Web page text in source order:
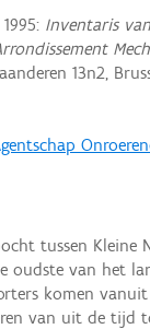
Inventaris
13n2,
tussen Kleine
oudste van het
komen vanuit
van uit de tijd